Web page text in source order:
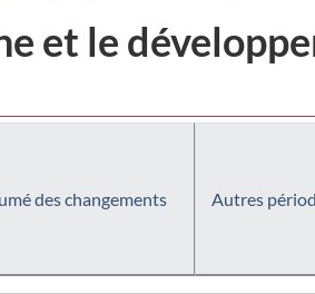
et le
des changements Autres